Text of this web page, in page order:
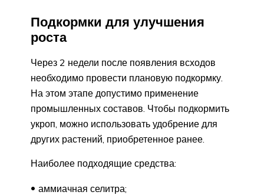
Подкормки для улучшения
роста
Через 2 недели после появления всходов
необходимо провести плановую подкормку.
На этом этапе допустимо применение
промышленных составов. Чтобы подкормить
укроп, можно использовать удобрение для
других растений, приобретенное ранее.
Наиболее подходящие средства:
аммиачная селитра;